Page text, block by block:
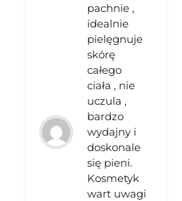
pachnie ,
idealnie
pielęgnuje
skórę
całego
ciała , nie
uczula ,
bardzo
wydajny i
doskonale
się pieni.
Kosmetyk
wart uwagi